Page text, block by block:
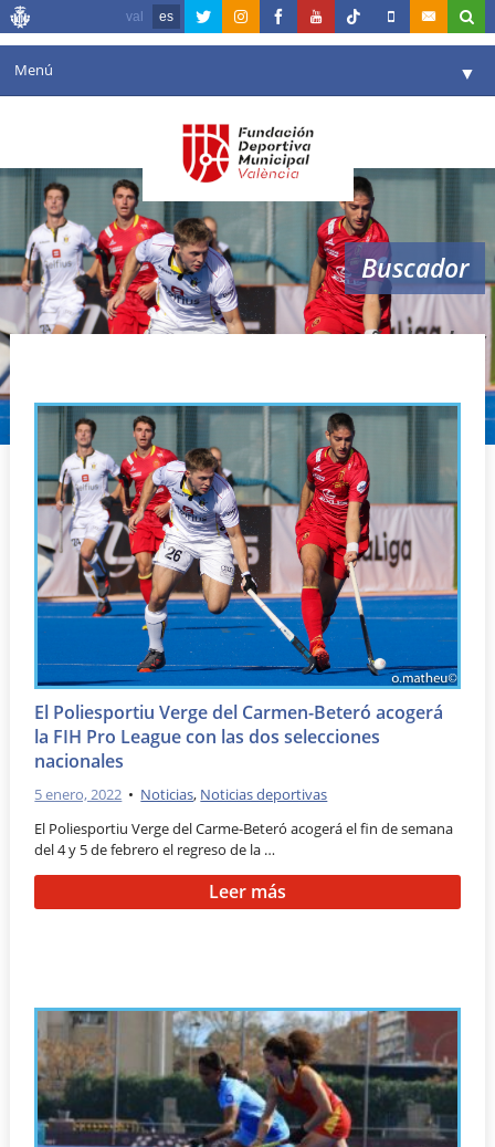
val es
Menú ▼
Agenda
Instalaciones
Comunicación ▼
Valencia en deporte
Reservas
Buscador
españa hockey
El Poliesportiu Verge del Carmen-Beteró acogerá
la FIH Pro League con las dos selecciones
nacionales
5 enero, 2022 • Noticias, Noticias deportivas
El Poliesportiu Verge del Carme-Beteró acogerá el fin de semana
del 4 y 5 de febrero el regreso de la …
Leer más